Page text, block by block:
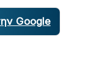
Google